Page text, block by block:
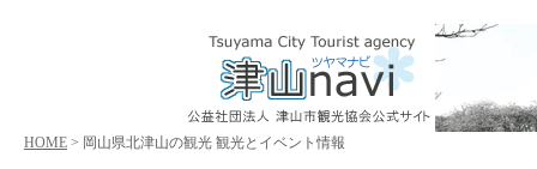
HOME > 岡山県北津山の観光 観光とイベント情報